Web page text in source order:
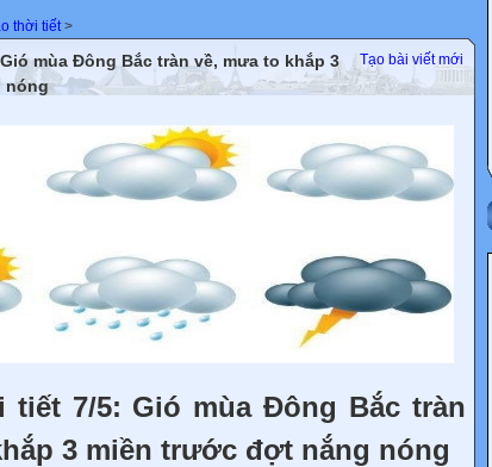
thời tiết >
Tạo bài viết mới
mùa Đông Bắc tràn về, mưa to khắp 3
nóng
tiết 7/5: Gió mùa Đông Bắc tràn
3 miền trước đợt nắng nóng